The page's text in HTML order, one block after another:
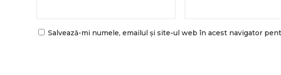
Salvează-mi numele, emailul și site-ul web în acest navigator